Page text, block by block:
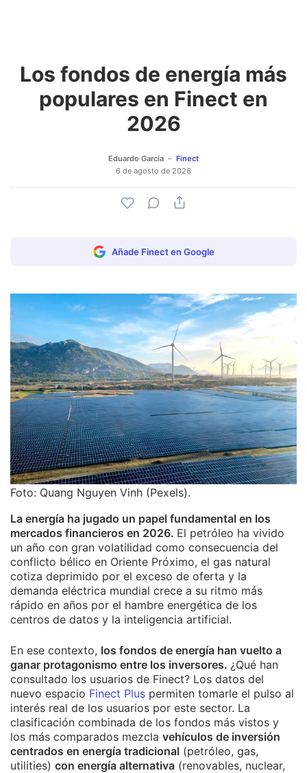
Adjuntar imagen Comentar
Los fondos de energía más
populares en Finect en
2026
Eduardo García
Finect
6 de agosto de 2026
Añade Finect en Google
Foto: Quang Nguyen Vinh (Pexels).
La energía ha jugado un papel fundamental en los
mercados financieros en 2026. El petróleo ha vivido
un año con gran volatilidad como consecuencia del
conflicto bélico en Oriente Próximo, el gas natural
cotiza deprimido por el exceso de oferta y la
demanda eléctrica mundial crece a su ritmo más
rápido en años por el hambre energética de los
centros de datos y la inteligencia artificial.
En ese contexto, los fondos de energía han vuelto a
ganar protagonismo entre los inversores. ¿Qué han
consultado los usuarios de Finect? Los datos del
nuevo espacio Finect Plus permiten tomarle el pulso al
interés real de los usuarios por este sector. La
clasificación combinada de los fondos más vistos y
los más comparados mezcla vehículos de inversión
centrados en energía tradicional (petróleo, gas,
utilities) con energía alternativa (renovables, nuclear,